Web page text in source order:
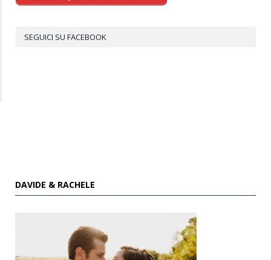
SEGUICI SU FACEBOOK
DAVIDE & RACHELE